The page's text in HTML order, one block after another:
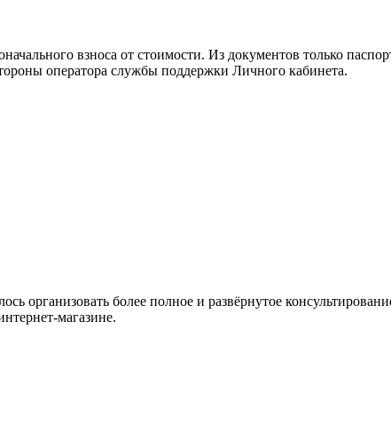
взноса от стоимости. Из документов только
оператора службы поддержки Личного кабинета.
организовать более полное и развёрнутое
магазине.